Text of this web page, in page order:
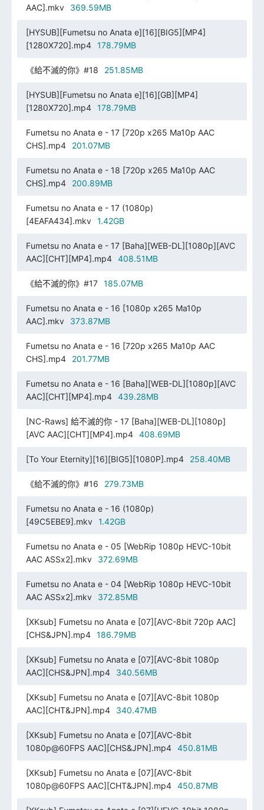
AAC].mkv
369.59MB
[HYSUB][Fumetsu no Anata e][16][BIG5][MP4]
[1280X720].mp4
178.79MB
《給不滅的你》#18 251.85MB
[HYSUB][Fumetsu no Anata e][16][GB][MP4]
[1280X720].mp4
178.79MB
Fumetsu no Anata e - 17 [720p x265 Ma10p AAC
CHS].mp4
201.07MB
Fumetsu no Anata e - 18 [720p x265 Ma10p AAC
CHS].mp4
200.89MB
Fumetsu no Anata e - 17 (1080p)
[4EAFA434].mkv
1.42GB
Fumetsu no Anata e - 17 [Baha][WEB-DL][1080p][AVC
AAC][CHT][MP4].mp4
408.51MB
《給不滅的你》#17 185.07MB
Fumetsu no Anata e - 16 [1080p x265 Ma10p
AAC].mkv
373.87MB
Fumetsu no Anata e - 16 [720p x265 Ma10p AAC
CHS].mp4
201.77MB
Fumetsu no Anata e - 16 [Baha][WEB-DL][1080p][AVC
AAC][CHT][MP4].mp4
439.28MB
[NC-Raws] 給不滅的你 - 17 [Baha][WEB-DL][1080p]
[AVC AAC][CHT][MP4].mp4
408.69MB
[To Your Eternity][16][BIG5][1080P].mp4 258.40MB
《給不滅的你》#16 279.73MB
Fumetsu no Anata e - 16 (1080p)
[49C5EBE9].mkv
1.42GB
Fumetsu no Anata e - 05 [WebRip 1080p HEVC-10bit
AAC ASSx2].mkv
372.69MB
Fumetsu no Anata e - 04 [WebRip 1080p HEVC-10bit
AAC ASSx2].mkv
372.85MB
[XKsub] Fumetsu no Anata e [07][AVC-8bit 720p AAC]
[CHS&JPN].mp4
186.79MB
[XKsub] Fumetsu no Anata e [07][AVC-8bit 1080p
AAC][CHS&JPN].mp4
340.56MB
[XKsub] Fumetsu no Anata e [07][AVC-8bit 1080p
AAC][CHT&JPN].mp4
340.47MB
[XKsub] Fumetsu no Anata e [07][AVC-8bit
1080p@60FPS AAC][CHS&JPN].mp4
450.81MB
[XKsub] Fumetsu no Anata e [07][AVC-8bit
1080p@60FPS AAC][CHT&JPN].mp4
450.87MB